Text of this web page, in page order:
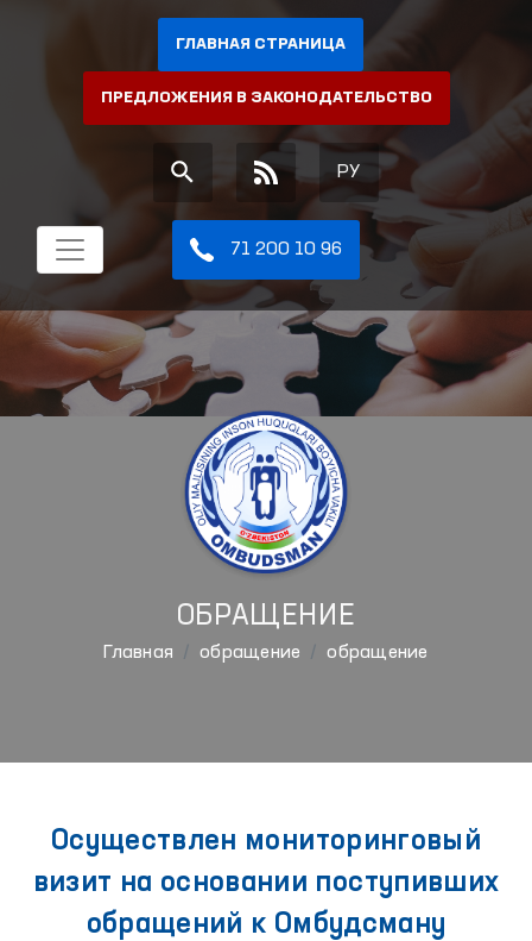
ГЛАВНАЯ СТРАНИЦА
ПРЕДЛОЖЕНИЯ В ЗАКОНОДАТЕЛЬСТВО
РУ
71 200 10 96
ОБРАЩЕНИЕ
Главная обращение обращение
Осуществлен мониторинговый
визит на основании поступивших
обращений к Омбудсману